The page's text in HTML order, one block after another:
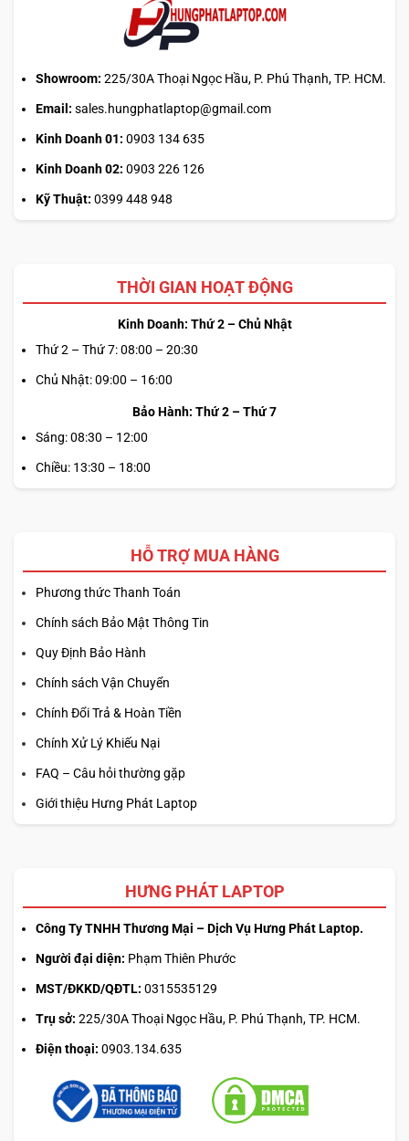
Showroom: 225/30A Thoại Ngọc Hầu, P. Phú Thạnh, TP. HCM.
Email: sales.hungphatlaptop@gmail.com
Kinh Doanh 01: 0903 134 635
Kinh Doanh 02: 0903 226 126
Kỹ Thuật: 0399 448 948
THỜI GIAN HOẠT ĐỘNG
Kinh Doanh: Thứ 2 – Chủ Nhật
Thứ 2 – Thứ 7: 08:00 – 20:30
Chủ Nhật: 09:00 – 16:00
Bảo Hành: Thứ 2 – Thứ 7
Sáng: 08:30 – 12:00
Chiều: 13:30 – 18:00
HỖ TRỢ MUA HÀNG
Phương thức Thanh Toán
Chính sách Bảo Mật Thông Tin
Quy Định Bảo Hành
Chính sách Vận Chuyển
Chính Đổi Trả & Hoàn Tiền
Chính Xử Lý Khiếu Nại
FAQ – Câu hỏi thường gặp
Giới thiệu Hưng Phát Laptop
HƯNG PHÁT LAPTOP
Công Ty TNHH Thương Mại – Dịch Vụ Hưng Phát Laptop.
Người đại diện: Phạm Thiên Phước
MST/ĐKKD/QĐTL: 0315535129
Trụ sở: 225/30A Thoại Ngọc Hầu, P. Phú Thạnh, TP. HCM.
Điện thoại: 0903.134.635